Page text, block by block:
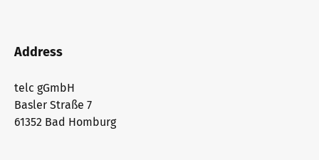
Address
telc gGmbH
Basler Straße 7
61352 Bad Homburg